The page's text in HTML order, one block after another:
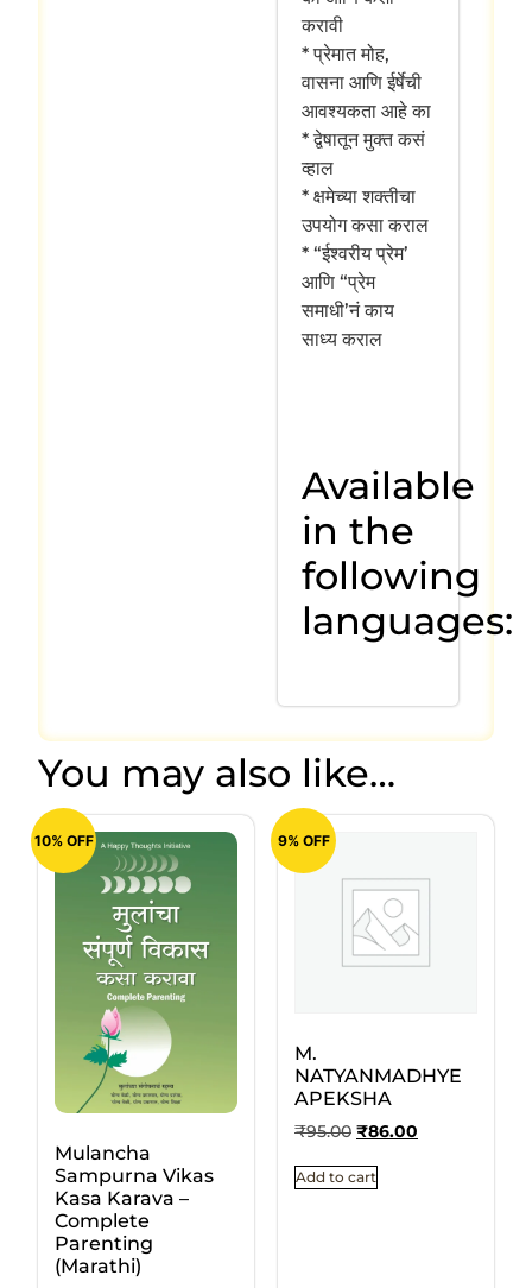
करावी
* प्रेमात मोह,
वासना आणि ईर्षेची
आवश्यकता आहे का
* द्वेषातून मुक्त कसं
व्हाल
* क्षमेच्या शक्तीचा
उपयोग कसा कराल
* “ईश्वरीय प्रेम’
आणि “प्रेम
समाधी’नं काय
साध्य कराल
Available
in the
following
languages:
You may also like…
10% OFF
Mulancha
Sampurna Vikas
Kasa Karava –
Complete
Parenting
(Marathi)
9% OFF
M.
NATYANMADHYE
APEKSHA
₹95.00 ₹86.00
Add to cart